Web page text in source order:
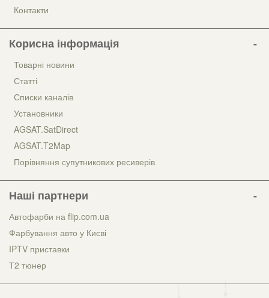
Контакти
Корисна інформація
Товарні новини
Статті
Списки каналів
Установники
AGSAT.SatDirect
AGSAT.T2Map
Порівняння супутникових ресиверів
Наші партнери
Автофарби на flip.com.ua
Фарбування авто у Києві
IPTV приставки
Т2 тюнер